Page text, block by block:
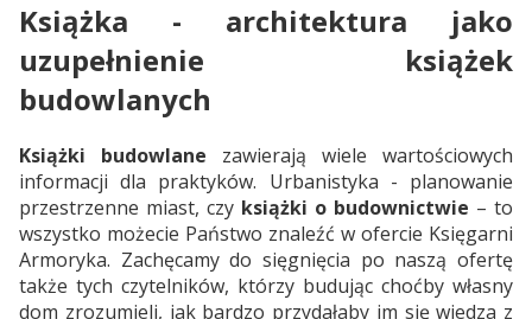
Książka - architektura jako
uzupełnienie książek
budowlanych
Książki budowlane zawierają wiele wartościowych
informacji dla praktyków. Urbanistyka - planowanie
przestrzenne miast, czy książki o budownictwie – to
wszystko możecie Państwo znaleźć w ofercie Księgarni
Armoryka. Zachęcamy do sięgnięcia po naszą ofertę
także tych czytelników, którzy budując choćby własny
dom zrozumieli, jak bardzo przydałaby im się wiedza z